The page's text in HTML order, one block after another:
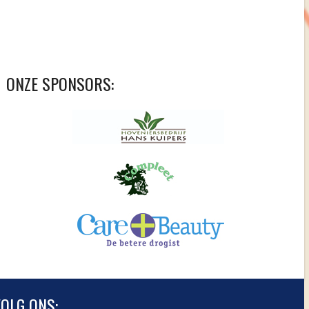
ONZE SPONSORS: